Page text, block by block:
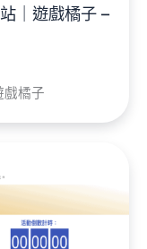
｜遊戲橘子 –
戲橘子